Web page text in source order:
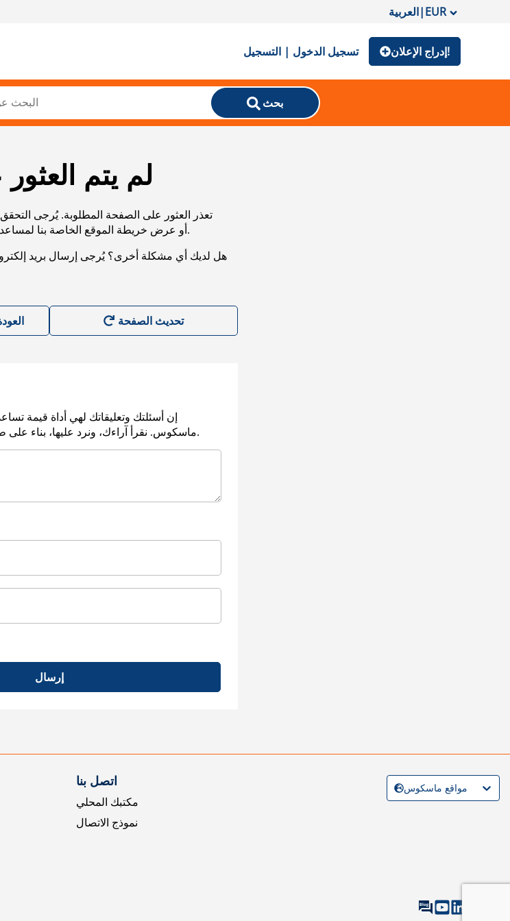
العربية|EUR
تسجيل الدخول | التسجيل إدراج الإعلان!
بحث
لم يتم
تعذر العثور على الصفحة المطلوبة. يُرجى
URL، أو عرض خريطة الموقع الخاصة بنا لمساعدتك في العثور على ما تريد.
هل لديك أي مشكلة أخرى؟ يُرجى إرسال بريد
إن أسئلتك وتعليقاتك لهي أداة قيمة
ماسكوس. نقرأ آراءك، ونرد عليها، بناء على طلبكم في أسرع وقت ممكن.
إرسال
اتصل بنا
مكتبك المحلي
نموذج الاتصال
مواقع ماسكوس